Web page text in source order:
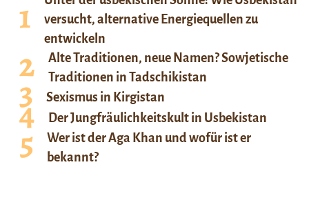
versucht, alternative Energiequellen zu
entwickeln
Alte Traditionen, neue Namen? Sowjetische
Traditionen in Tadschikistan
Sexismus in Kirgistan
Der Jungfräulichkeitskult in Usbekistan
Wer ist der Aga Khan und wofür ist er
bekannt?